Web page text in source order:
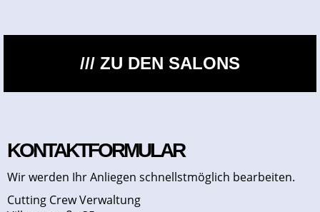
/// ZU DEN SALONS
KONTAKTFORMULAR
Wir werden Ihr Anliegen schnellstmöglich bearbeiten.
Cutting Crew Verwaltung